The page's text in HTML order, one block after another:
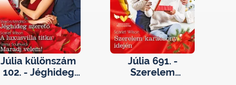
Júlia különszám
102. - Jéghideg
Júlia 691. -
Szerelem